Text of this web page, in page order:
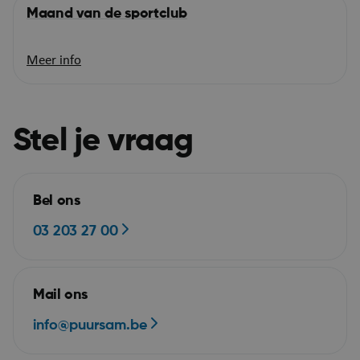
Maand van de sportclub
Meer info
Stel je vraag
Bel ons
03 203 27 00
Mail ons
info@puursam.be
__RequestVerificationToken
Google Privacy Policy